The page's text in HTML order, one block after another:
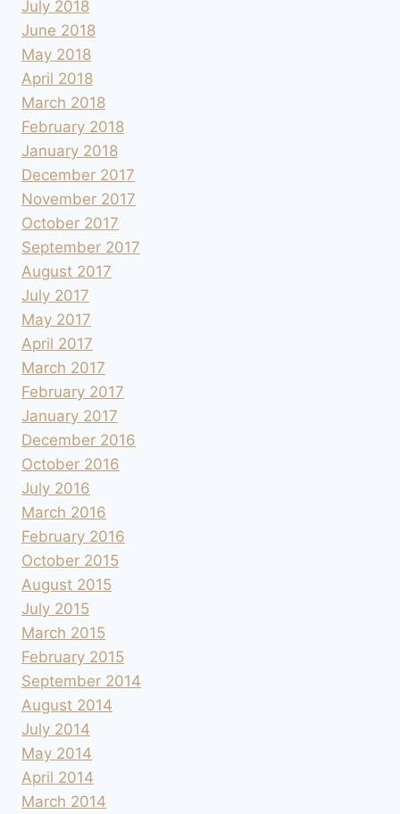
July 2018
June 2018
May 2018
April 2018
March 2018
February 2018
January 2018
December 2017
November 2017
October 2017
September 2017
August 2017
July 2017
May 2017
April 2017
March 2017
February 2017
January 2017
December 2016
October 2016
July 2016
March 2016
February 2016
October 2015
August 2015
July 2015
March 2015
February 2015
September 2014
August 2014
July 2014
May 2014
April 2014
March 2014